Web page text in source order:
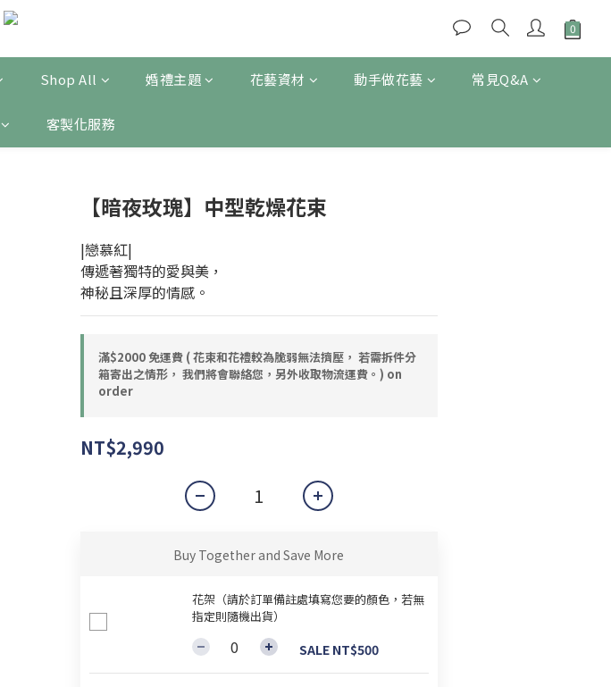
Shop All 婚禮主題 花藝資材 動手做花藝 常見Q&A
客製化服務
【暗夜玫瑰】中型乾燥花束
|戀慕紅|
傳遞著獨特的愛與美，
神秘且深厚的情感。
滿$2000 免運費 ( 花束和花禮較為脆弱無法擠壓， 若需拆件分
箱寄出之情形， 我們將會聯絡您，另外收取物流運費。) on
order
NT$2,990
Buy Together and Save More
花架（請於訂單備註處填寫您要的顏色，若無
指定則隨機出貨）
SALE NT$500